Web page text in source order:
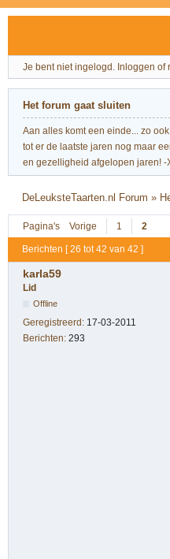
Je bent niet ingelogd. Inloggen of
Het forum gaat sluiten
Aan alles komt een einde... zo
tot er de laatste jaren nog maar
en gezelligheid afgelopen jaren! -
DeLeuksteTaarten.nl Forum »
Pagina's Vorige 1 2
Berichten [ 26 tot 42 van 42 ]
karla59
Lid
Offline
Geregistreerd: 17-03-2011
Berichten: 293